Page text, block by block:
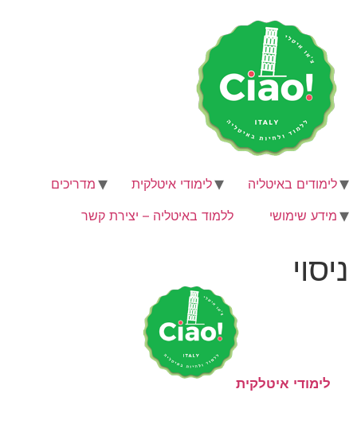
לימודים באיטליה לימודי איטלקית
מדריכים
מידע שימושי
ללמוד באיטליה – יצירת קשר
ניסוי
לימודי איטלקית